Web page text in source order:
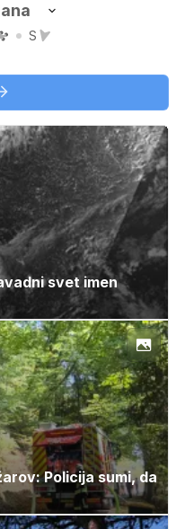
S
svet imen
Policija sumi, da